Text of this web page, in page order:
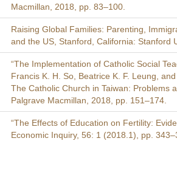
Macmillan, 2018, pp. 83–100.
Raising Global Families: Parenting,
and the US, Stanford, California: Stanford
“The Implementation of Catholic Social
Francis K. H. So, Beatrice K. F. Leung,
The Catholic Church in Taiwan: Problems
Palgrave Macmillan, 2018, pp. 151–174.
“The Effects of Education on Fertility:
Economic Inquiry, 56: 1 (2018.1), pp.